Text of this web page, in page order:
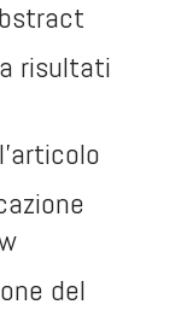
risultati
del